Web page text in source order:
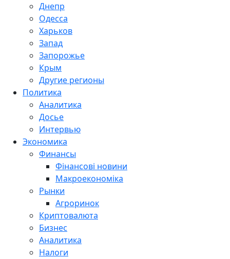
Днепр
Одесса
Харьков
Запад
Запорожье
Крым
Другие регионы
Политика
Аналитика
Досье
Интервью
Экономика
Финансы
Фінансові новини
Макроекономіка
Рынки
Агроринок
Криптовалюта
Бизнес
Аналитика
Налоги